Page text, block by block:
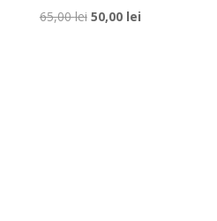
65,00lei Prețul
50,00 leiPrețul